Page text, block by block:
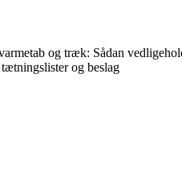
og træk: Sådan
og beslag